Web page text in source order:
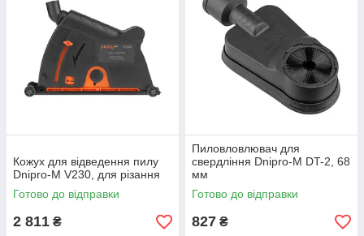
Кожух для відведення пилу
Dnipro-M V230, для різання
Готово до відправки
2 811 ₴
Пиловловлювач для
свердління Dnipro-M DT-2, 68
мм
Готово до відправки
827 ₴